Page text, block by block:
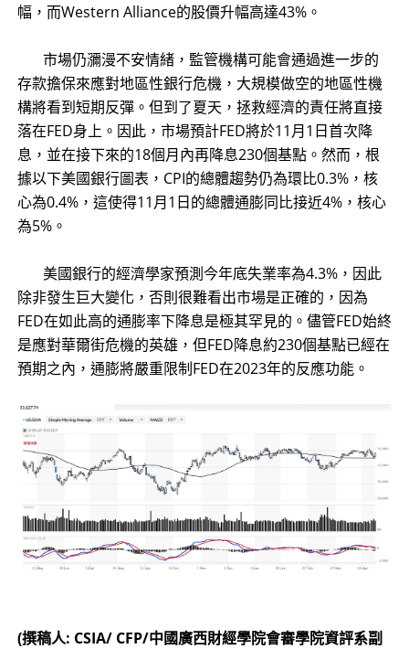
幅，而Western Alliance的股價升幅高達43%。
​ 市場仍瀰漫不安情緒，監管機構可能會通過進一步的
存款擔保來應對地區性銀行危機，大規模做空的地區性機
構將看到短期反彈。但到了夏天，拯救經濟的責任將直接
落在FED身上。因此，市場預計FED將於11月1日首次降
息，並在接下來的18個月內再降息230個基點。然而，根
據以下美國銀行圖表，CPI的總體趨勢仍為環比0.3%，核
心為0.4%，這使得11月1日的總體通膨同比接近4%，核心
為5%。
​ 美國銀行的經濟學家預測今年底失業率為4.3%，因此
除非發生巨大變化，否則很難看出市場是正確的，因為
FED在如此高的通膨率下降息是極其罕見的。儘管FED始終
是應對華爾街危機的英雄，但FED降息約230個基點已經在
預期之內，通膨將嚴重限制FED在2023年的反應功能。
(撰稿人: CSIA/ CFP/中國廣西財經學院會審學院資評系副